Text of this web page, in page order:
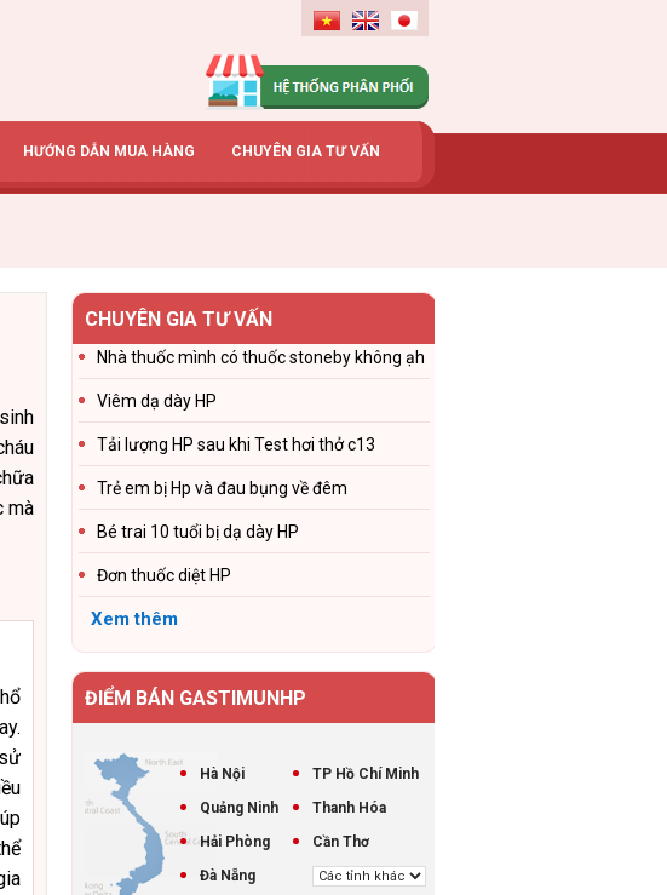
HƯỚNG DẪN MUA HÀNG CHUYÊN GIA TƯ VẤN
mà
CHUYÊN GIA TƯ VẤN
Nhà thuốc mình có thuốc stoneby không ạh
Viêm dạ dày HP
Tải lượng HP sau khi Test hơi thở c13
Trẻ em bị Hp và đau bụng về đêm
Bé trai 10 tuổi bị dạ dày HP
Đơn thuốc diệt HP
Xem thêm
ĐIỂM BÁN GASTIMUNHP
Hà Nội
TP Hồ Chí Minh
Quảng Ninh
Thanh Hóa
Hải Phòng
Cần Thơ
Đà Nẵng